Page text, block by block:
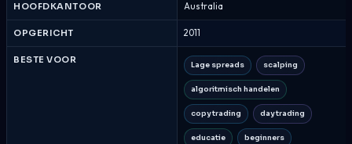
2026
HOOFDKANTOOR Australia
OPGERICHT 2011
BESTE VOOR Lage spreads scalping
algoritmisch handelen
copy trading day trading
educatie beginners